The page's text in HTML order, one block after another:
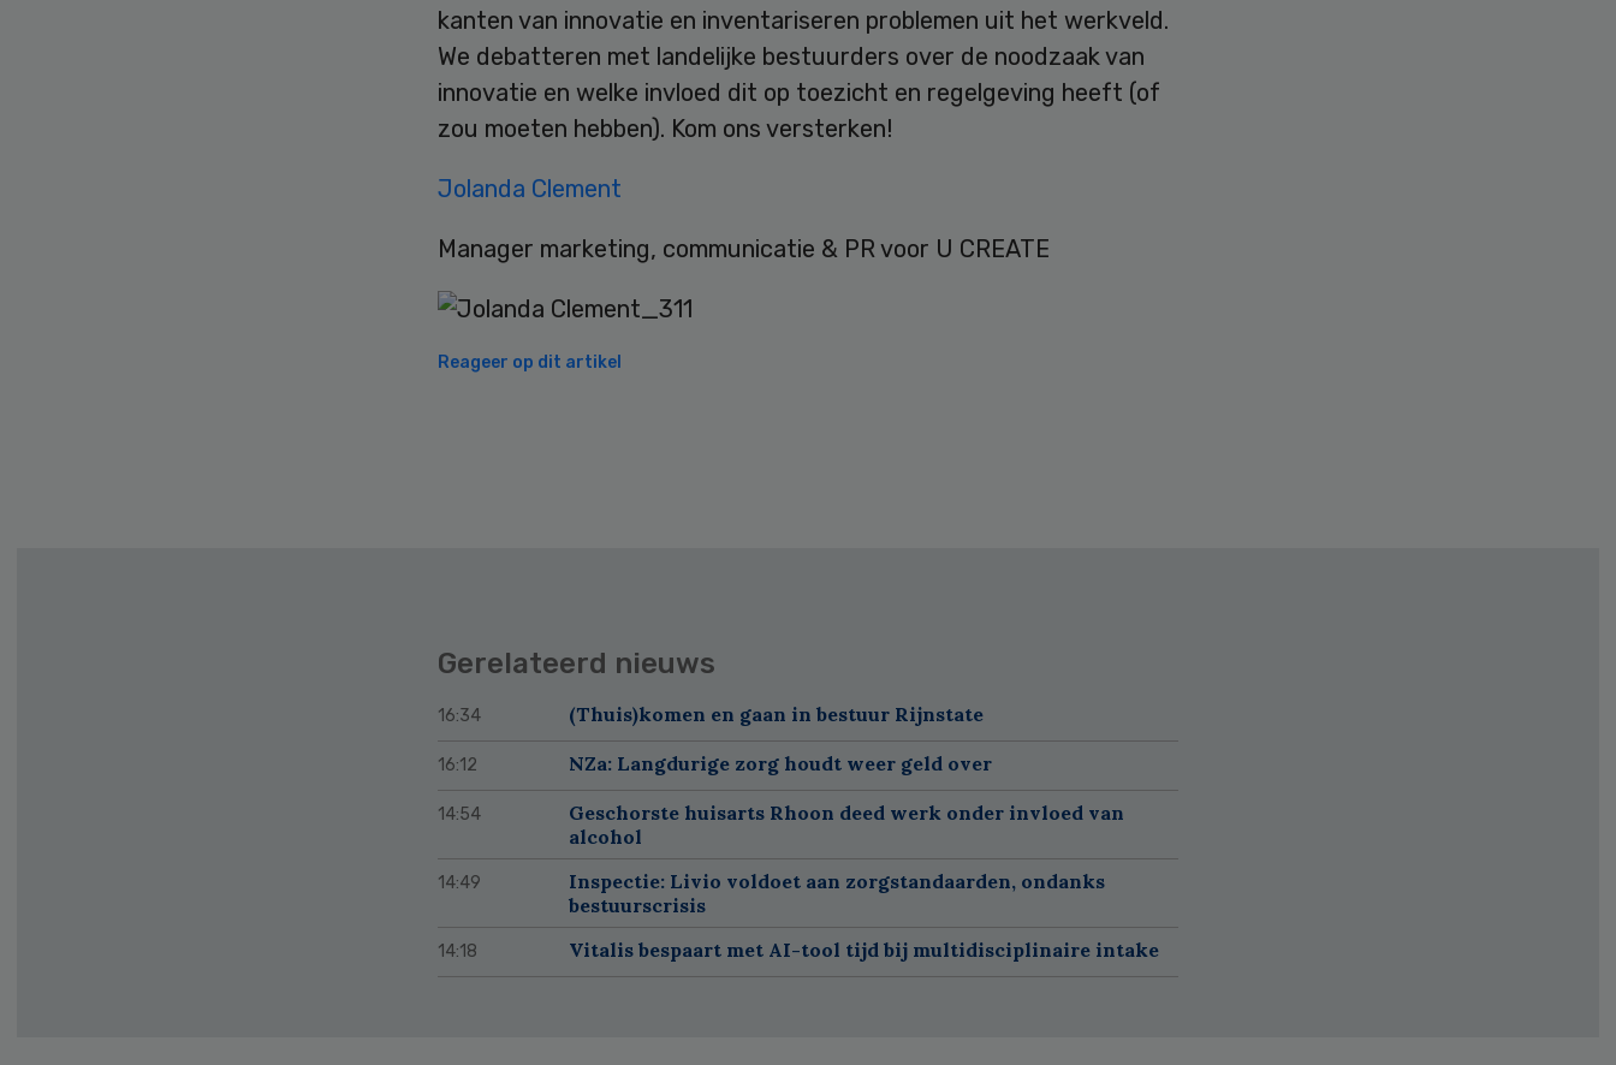
kanten van innovatie en inventariseren problemen uit het werkveld.
We debatteren met landelijke bestuurders over de noodzaak van
innovatie en welke invloed dit op toezicht en regelgeving heeft (of
zou moeten hebben). Kom ons versterken!
Jolanda Clement
Manager marketing, communicatie & PR voor U CREATE
Reageer op dit artikel
Gerelateerd nieuws
16:34 (Thuis)komen en gaan in bestuur Rijnstate
16:12 NZa: Langdurige zorg houdt weer geld over
14:54
Geschorste huisarts Rhoon deed werk onder invloed van
alcohol
14:49
Inspectie: Livio voldoet aan zorgstandaarden, ondanks
bestuurscrisis
14:18 Vitalis bespaart met AI-tool tijd bij multidisciplinaire intake